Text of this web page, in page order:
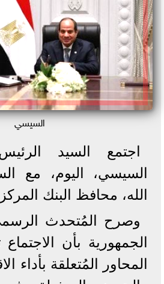
السيسي
اجتمع السيد
السيسي، اليوم، مع
الله، محافظ البنك
وصرح المُتحدث
الجمهورية بأن
المحاور المُتعلقة بأداء